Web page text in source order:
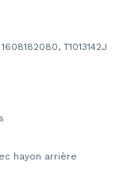
1608182080, T1013142J
hayon arrière